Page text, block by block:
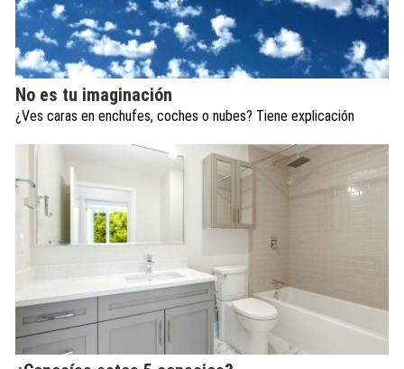
No es tu imaginación
¿Ves caras en enchufes, coches o nubes? Tiene explicación